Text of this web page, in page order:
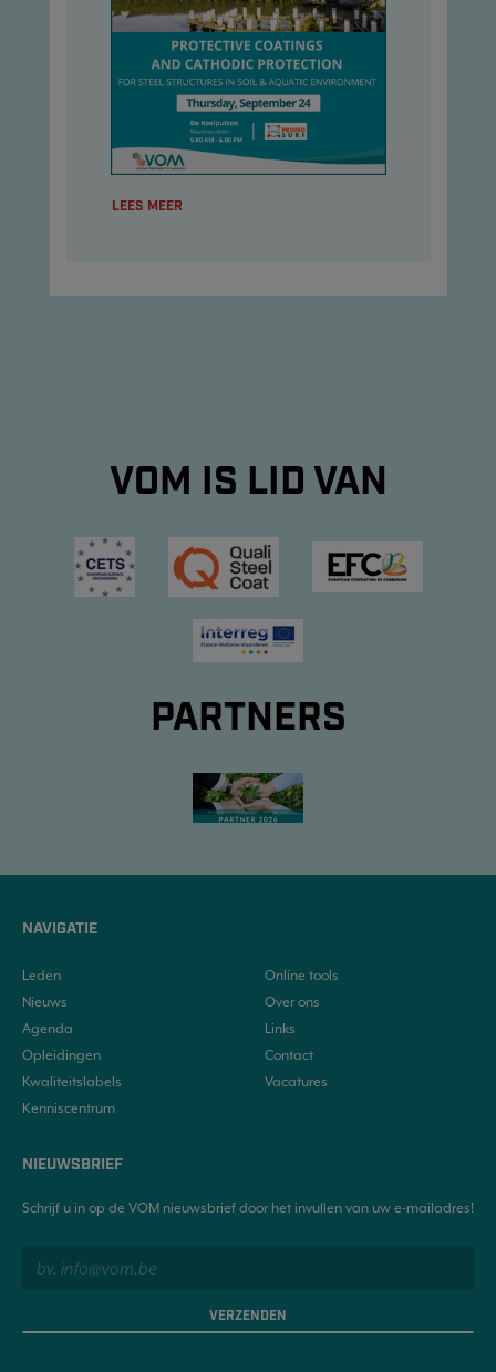
LEES MEER
VOM IS LID VAN
PARTNERS
NAVIGATIE
Leden
Nieuws
Agenda
Opleidingen
Kwaliteitslabels
Kenniscentrum
Online tools
Over ons
Links
Contact
Vacatures
NIEUWSBRIEF
Schrijf u in op de VOM nieuwsbrief door het invullen van uw e-mailadres!
VERZENDEN